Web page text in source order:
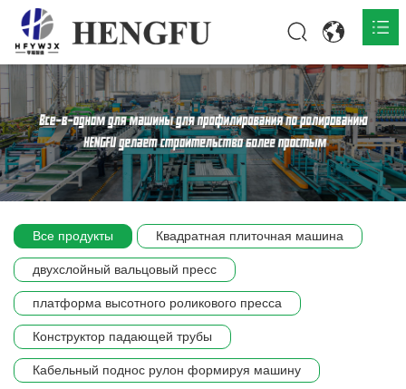
Главная
О нас 
Продукты 
Сцена компании
Все продукты Квадратная плиточная машина
двухслойный вальцовый пресс
платформа высотного роликового пресса
Конструктор падающей трубы
Кабельный поднос рулон формируя машину